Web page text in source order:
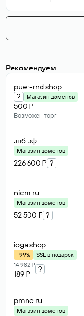
Рекомендуем
puer-rnd.shop
? Магазин доменов
500 ₽
Возможен торг
звб.рф
Магазин доменов
226 600 ₽ ?
niem.ru
Магазин доменов
52 500 ₽ ?
ioga.shop
-99%
SSL в подарок
14 982 ₽
189 ₽
?
pmne.ru
Магазин доменов